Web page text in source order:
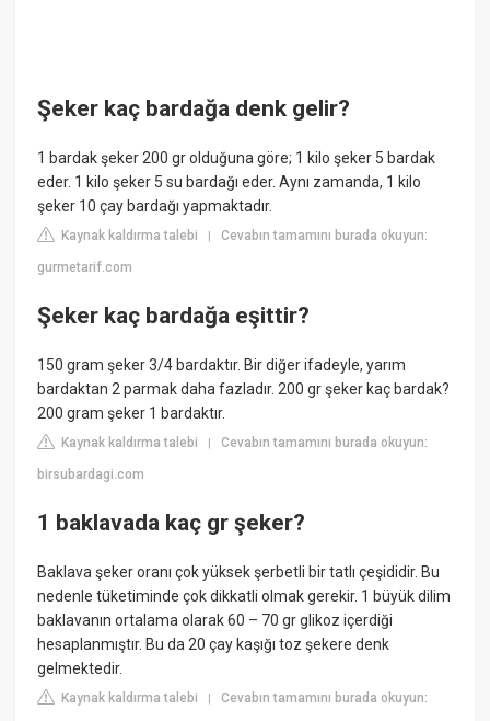
Şeker kaç bardağa denk gelir?
1 bardak şeker 200 gr olduğuna göre; 1 kilo şeker 5 bardak
eder. 1 kilo şeker 5 su bardağı eder. Aynı zamanda, 1 kilo
şeker 10 çay bardağı yapmaktadır.
Kaynak kaldırma talebi |Cevabın tamamını burada okuyun:
gurmetarif.com
Şeker kaç bardağa eşittir?
150 gram şeker 3/4 bardaktır. Bir diğer ifadeyle, yarım
bardaktan 2 parmak daha fazladır. 200 gr şeker kaç bardak?
200 gram şeker 1 bardaktır.
Kaynak kaldırma talebi |Cevabın tamamını burada okuyun:
birsubardagi.com
1 baklavada kaç gr şeker?
Baklava şeker oranı çok yüksek şerbetli bir tatlı çeşididir. Bu
nedenle tüketiminde çok dikkatli olmak gerekir. 1 büyük dilim
baklavanın ortalama olarak 60 – 70 gr glikoz içerdiği
hesaplanmıştır. Bu da 20 çay kaşığı toz şekere denk
gelmektedir.
Kaynak kaldırma talebi |Cevabın tamamını burada okuyun: